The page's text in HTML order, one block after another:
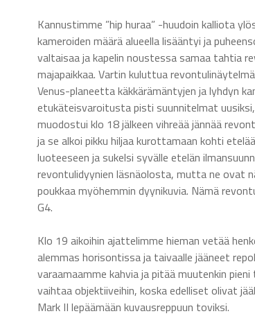
Kannustimme ”hip huraa” -huudoin kalliota
kameroiden määrä alueella lisääntyi ja
valtaisaa ja kapelin noustessa samaa tahtia
majapaikkaa. Vartin kuluttua
Venus-planeetta käkkärämäntyjen ja lyhdyn
etukäteisvaroitusta pisti suunnitelmat
muodostui klo 18 jälkeen vihreää jännää
ja se alkoi pikku hiljaa kurottamaan kohti
luoteeseen ja sukelsi syvälle etelän
revontulidyynien läsnäolosta, mutta ne ovat
poukkaa myöhemmin dyynikuvia. Nämä
G4.
Klo 19 aikoihin ajattelimme hieman vetää
alemmas horisontissa ja taivaalle jääneet
varaamaamme kahvia ja pitää muutenkin
vaihtaa objektiiveihin, koska edelliset olivat
Mark II lepäämään kuvausreppuun toviksi.